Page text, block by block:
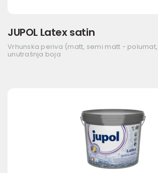
JUPOL Latex satin
Vrhunska periva (matt, semi matt -
unutrašnja boja